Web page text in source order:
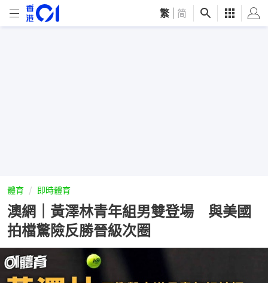
繁 简
體育 即時體育
澳網｜黃澤林青年組男雙登場 與美國
拍檔驚險反勝晉級次圈